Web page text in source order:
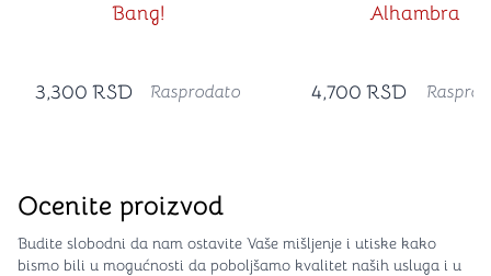
Bang!
3,300 RSD Rasprodato
Alhambra
4,700 RSD
Ocenite proizvod
Budite slobodni da nam ostavite Vaše mišljenje i utiske kako
bismo bili u mogućnosti da poboljšamo kvalitet naših usluga i u